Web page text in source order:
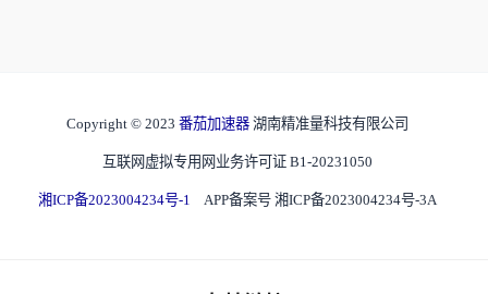
Copyright © 2023 番茄加速器 湖南精准量科技有限公司
互联网虚拟专用网业务许可证 B1-20231050
湘ICP备2023004234号-1 APP备案号 湘ICP备2023004234号-3A